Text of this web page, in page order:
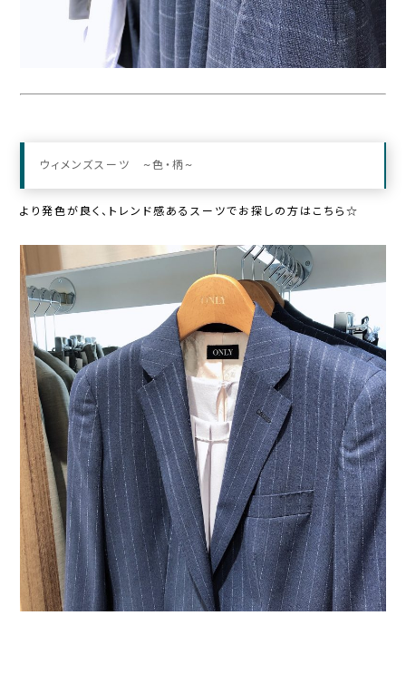
ウィメンズスーツ ~色・柄~
より発色が良く、トレンド感あるスーツでお探しの方はこちら☆